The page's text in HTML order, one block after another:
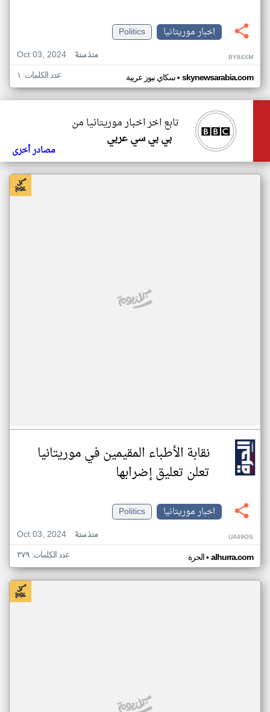
اخبار موريتانيا
Politics
Oct 03, 2024
منذ سنة BY84XM
سكاي نيوز عربية• skynewsarabia.com عدد الكلمات: ١
تابع اخر اخبار موريتانيا من
بي بي سي عربي
مصادر أخرى
نقابة الأطباء المقيمين في موريتانيا
تعلن تعليق إضرابها
اخبار موريتانيا
Politics
Oct 03, 2024
منذ سنة UA49OS
الحرة• alhurra.com عدد الكلمات: ٣٧٩